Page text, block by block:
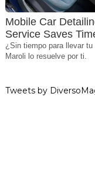
Mobile Car
Service Saves
¿Sin tiempo para llevar
Maroli lo resuelve por ti.
Tweets by